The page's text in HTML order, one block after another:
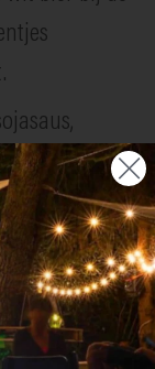
te koken tot
crème en